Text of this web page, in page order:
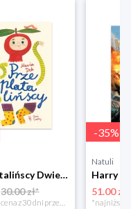
Przeplatalińscy Dwie siostry
30.00 zł*
*najniższa cena z 30 dni przed obniżką
-35%
Natuli
51.00 zł